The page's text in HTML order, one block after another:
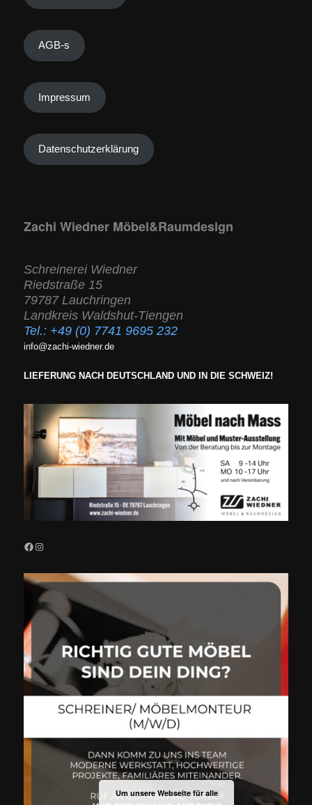
AGB-s
Impressum
Datenschutzerklärung
Zachi Wiedner Möbel&Raumdesign
Schreinerei Wiedner
Riedstraße 15
79787 Lauchringen
Landkreis Waldshut-Tiengen
Tel.: +49 (0) 7741 9695 232
info@zachi-wiedner.de
LIEFERUNG NACH DEUTSCHLAND UND IN DIE SCHWEIZ!
Facebook
Instagram
Um unsere Webseite für alle